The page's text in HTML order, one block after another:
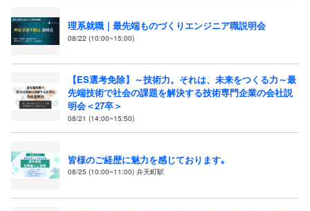
理系就職｜最先端ものづくりエンジニア職説明会
08/22 (10:00~15:00)
【ES選考免除】～技術力。それは、未来をつくる力～最
先端技術で社会の課題を解決する技術専門企業の会社説
明会＜27卒＞
08/21 (14:00~15:50)
皆様のご経歴に魅力を感じております｡
08/25 (10:00~11:00) 弁天町駅